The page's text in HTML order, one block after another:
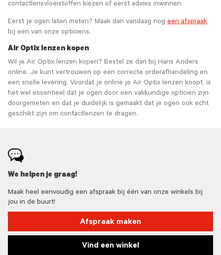
contactlensvloeistoffen kiezen of eerst advies inwinnen.
Eerst je ogen laten meten? Maak dan vandaag nog een afspraak
bij een van onze opticiens.
Air Optix lenzen kopen
Wil je Air Optix lenzen kopen? Bestel ze dan bij Hans Anders
online. Je kunt vertrouwen op een correcte orderafhandeling en
een snelle levering. Voordat je online je Air Optix lenzen koopt, is
het wel essentieel dat je ogen door een vakkundige opticien zijn
doorgemeten en dat je duidelijk is gemaakt dat je ogen ook echt
geschikt zijn om contactlenzen te dragen.
We helpen je graag!
Maak heel eenvoudig een afspraak bij één van onze winkels bij
jou in de buurt!
Afspraak maken
Vind een winkel